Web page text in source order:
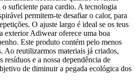
suficiente para cardio. A tecnologia
permitem-te desafiar o calor, para
O ajuste largo é ideal se os teus
exterior Adiwear oferece uma boa
Este produto contém pelo menos
Ao reutilizarmos materiais já criados,
e a nossa dependência de
de diminuir a pegada ecológica dos